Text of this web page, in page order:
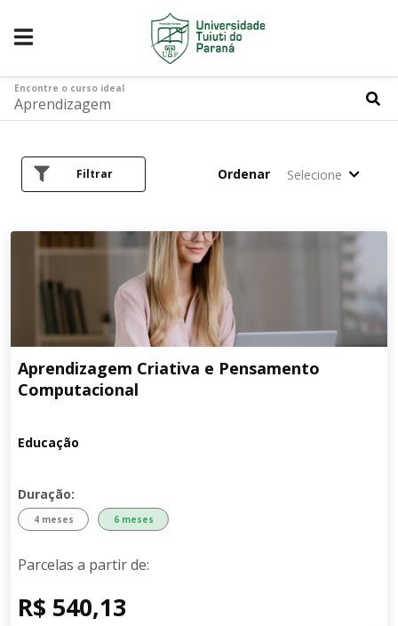
Encontre o curso ideal
Filtrar Ordenar Selecione
Aprendizagem Criativa e Pensamento
Computacional
Educação
Duração:
4 meses 6 meses
Parcelas a partir de:
R$ 540,13